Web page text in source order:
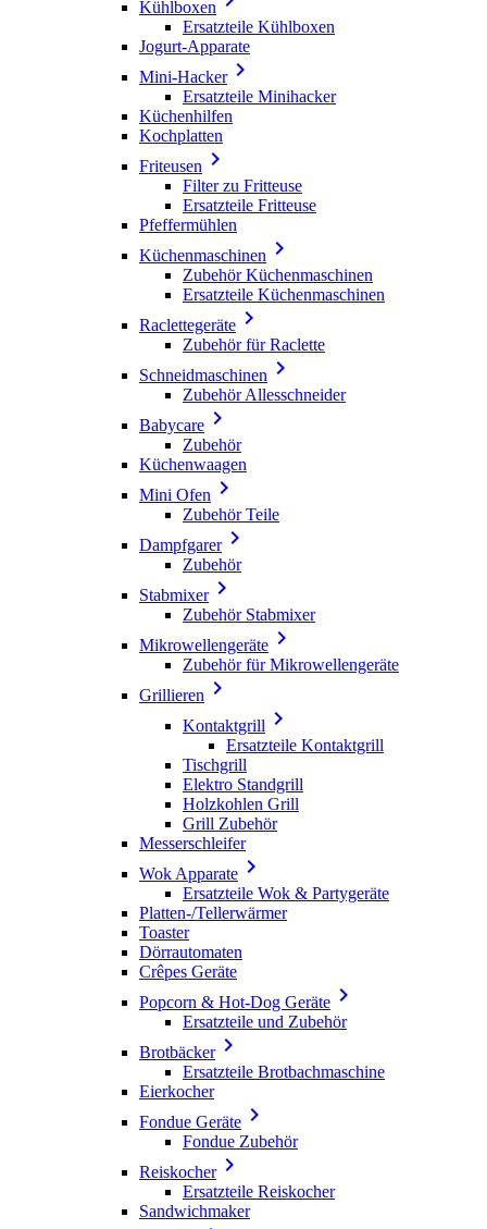
Kühlboxen
Ersatzteile Kühlboxen
Jogurt-Apparate
Mini-Hacker
Ersatzteile Minihacker
Küchenhilfen
Kochplatten
Friteusen 
Filter zu Fritteuse
Ersatzteile Fritteuse
Pfeffermühlen
Küchenmaschinen 
Zubehör Küchenmaschinen
Ersatzteile Küchenmaschinen
Raclettegeräte 
Zubehör für Raclette
Schneidmaschinen 
Zubehör Allesschneider
Babycare 
Zubehör
Küchenwaagen
Mini Ofen 
Zubehör Teile
Dampfgarer
Zubehör
Stabmixer
Zubehör Stabmixer
Mikrowellengeräte 
Zubehör für Mikrowellengeräte
Grillieren 
Kontaktgrill 
Ersatzteile Kontaktgrill
Tischgrill
Elektro Standgrill
Holzkohlen Grill
Grill Zubehör
Messerschleifer
Wok Apparate 
Ersatzteile Wok & Partygeräte
Platten-/Tellerwärmer
Toaster
Dörrautomaten
Crêpes Geräte
Popcorn & Hot-Dog Geräte 
Ersatzteile und Zubehör
Brotbäcker
Ersatzteile Brotbachmaschine
Eierkocher
Fondue Geräte 
Fondue Zubehör
Reiskocher
Ersatzteile Reiskocher
Sandwichmaker